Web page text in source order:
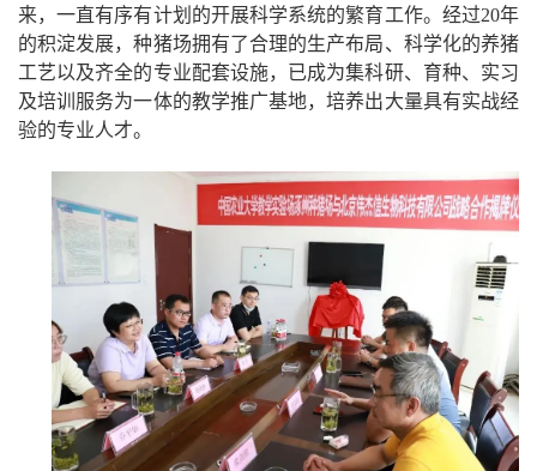
来，一直有序有计划的开展科学系统的繁育工作。经过20年
的积淀发展，种猪场拥有了合理的生产布局、科学化的养猪
工艺以及齐全的专业配套设施，已成为集科研、育种、实习
及培训服务为一体的教学推广基地，培养出大量具有实战经
验的专业人才。